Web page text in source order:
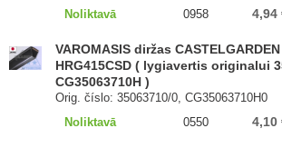
Noliktavā
0958 4,94
VAROMASIS diržas
HRG415CSD ( lygiavertis originalui
CG35063710H )
Orig. číslo: 35063710/0, CG35063710H0
Noliktavā
0550 4,10